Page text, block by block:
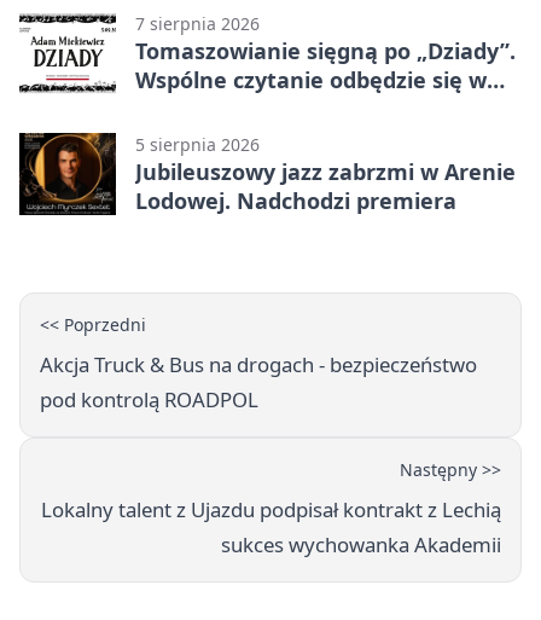
7 sierpnia 2026
Tomaszowianie sięgną po „Dziady”.
Wspólne czytanie odbędzie się w
5 sierpnia 2026
Jubileuszowy jazz zabrzmi w Arenie
Lodowej. Nadchodzi premiera
<< Poprzedni
Akcja Truck & Bus na drogach - bezpieczeństwo
pod kontrolą ROADPOL
Następny >>
Lokalny talent z Ujazdu podpisał kontrakt z Lechią
sukces wychowanka Akademii